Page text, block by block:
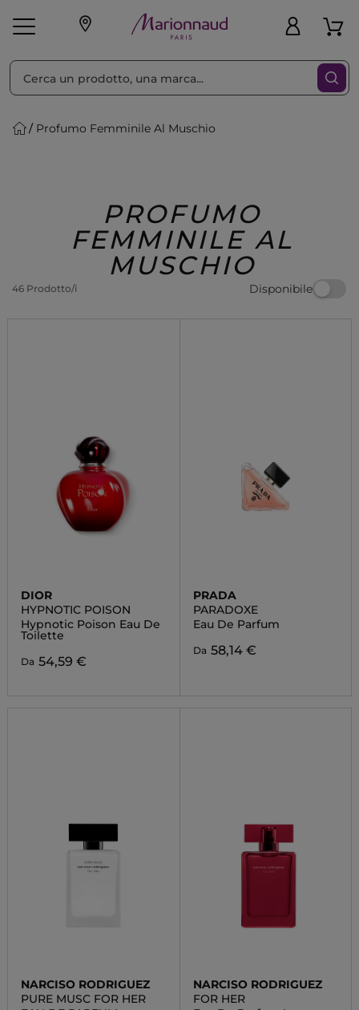
Make-up Profumi
Regalo
Profumo Femminile Al Muschio
PROFUMO
FEMMINILE AL
MUSCHIO
46 Prodotto/i Disponibile
Ordina per Filtra
DIOR
HYPNOTIC POISON
Hypnotic Poison Eau De
Toilette
Da 54,59 €
PRADA
PARADOXE
Eau De Parfum
Da 58,14 €
NARCISO RODRIGUEZ
PURE MUSC FOR HER
NARCISO RODRIGUEZ
FOR HER